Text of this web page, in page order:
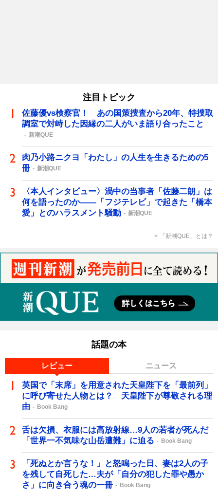
注目トピック
佐藤優vs検察官！ あの国策捜査から20年、特捜取
調室で対峙した因縁の二人がいま語り合ったこと
新潮QUE
肉乃小路ニクヨ「わたし」の人生を生きるための5
冊
新潮QUE
〈本人インタビュー〉渦中の当事者「佐藤二朗」は
何を語ったのか――「フジテレビ」で起きた「橋本
愛」とのハラスメント騒動
新潮QUE
「新潮QUE」とは？
話題の本
レビュー ニュース
英国で「末席」を用意された天皇陛下を「最前列」
に呼び寄せた人物とは？ 天皇陛下が尊敬される理
由
Book Bang
舌は欠損、衣服には高放射線…9人の若者が死んだ
「世界一不気味な山岳遭難」に迫る
Book Bang
「死ぬとか言うな！」と怒鳴った日、妻は2人の子
を残して自死した…夫が「自分の犯した罪や愚か
さ」に向き合う魂の一冊
Book Bang